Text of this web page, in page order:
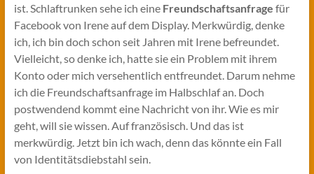
ist. Schlaftrunken sehe ich eine Freundschaftsanfrage für
Facebook von Irene auf dem Display. Merkwürdig, denke
ich, ich bin doch schon seit Jahren mit Irene befreundet.
Vielleicht, so denke ich, hatte sie ein Problem mit ihrem
Konto oder mich versehentlich entfreundet. Darum nehme
ich die Freundschaftsanfrage im Halbschlaf an. Doch
postwendend kommt eine Nachricht von ihr. Wie es mir
geht, will sie wissen. Auf französisch. Und das ist
merkwürdig. Jetzt bin ich wach, denn das könnte ein Fall
von Identitätsdiebstahl sein.